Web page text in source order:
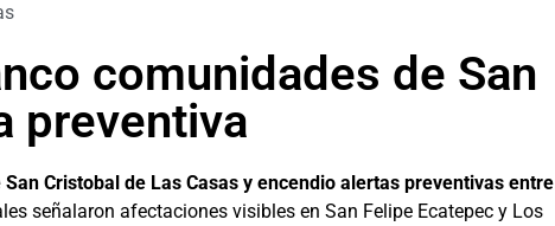
comunidades de San
preventiva
Cristobal de Las Casas y encendio alertas preventivas entre
señalaron afectaciones visibles en San Felipe Ecatepec y Los